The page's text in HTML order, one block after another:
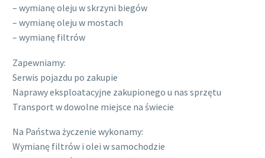
– wymianę oleju w skrzyni biegów
– wymianę oleju w mostach
– wymianę filtrów
Zapewniamy:
Serwis pojazdu po zakupie
Naprawy eksploatacyjne zakupionego u nas sprzętu
Transport w dowolne miejsce na świecie
Na Państwa życzenie wykonamy:
Wymianę filtrów i olei w samochodzie